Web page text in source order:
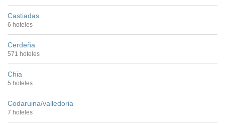
Castiadas
6 hoteles
Cerdeña
571 hoteles
Chia
5 hoteles
Codaruina/valledoria
7 hoteles